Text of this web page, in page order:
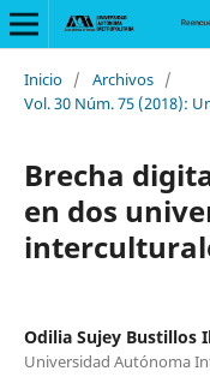
Inicio / Archivos /
Vol. 30 Núm. 75 (2018):
Brecha
en dos
Odilia Sujey Bustillos
Universidad Autónoma